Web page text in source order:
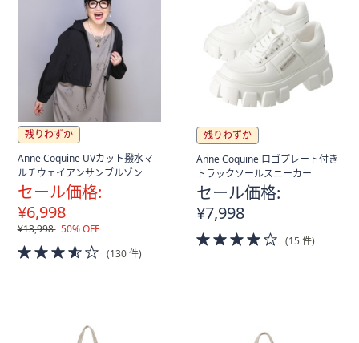
残りわずか
Anne Coquine UVカット撥水マ
ルチウェイアンサンブルゾン
セール価格:
¥6,998
¥13,998 50% OFF
3.5
of
(130 件)
残りわずか
Anne Coquine ロゴプレート付き
トラックソールスニーカー
セール価格:
¥7,998
4.0
of
(15 件)